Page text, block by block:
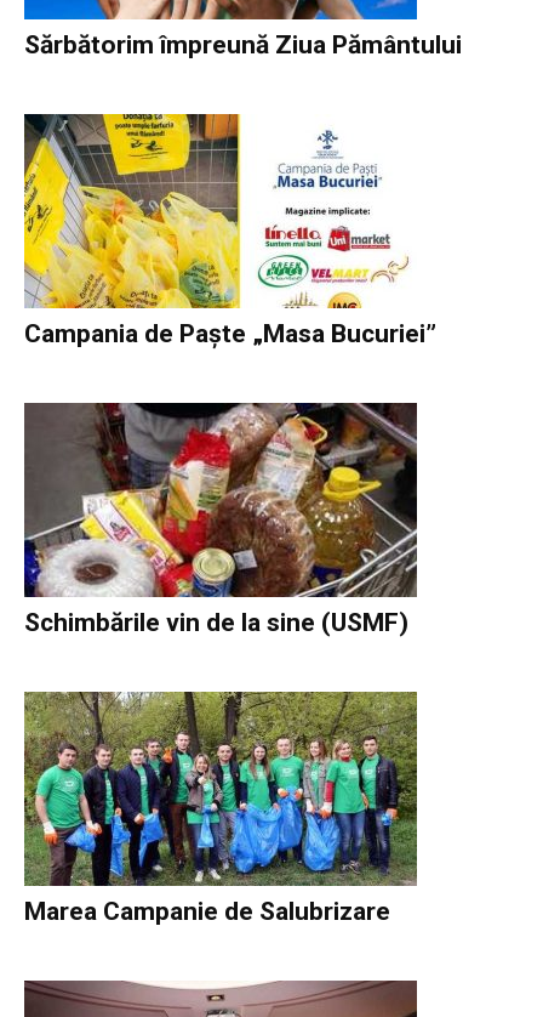
Sărbătorim împreună Ziua Pământului
Campania de Paşte „Masa Bucuriei” ­
Schimbările vin de la sine (USMF)
Marea Campanie de Salubrizare